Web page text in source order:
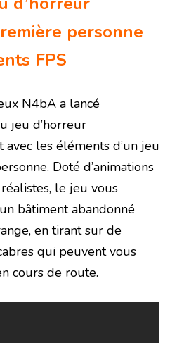
personne
FPS
N4bA a lancé
jeu d’horreur
les éléments d’un jeu
Doté d’animations
le jeu vous
bâtiment abandonné
en tirant sur de
qui peuvent vous
cours de route.